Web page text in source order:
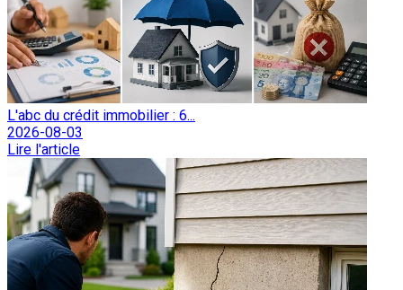
L'abc du crédit immobilier : 6...
2026-08-03
Lire l'article